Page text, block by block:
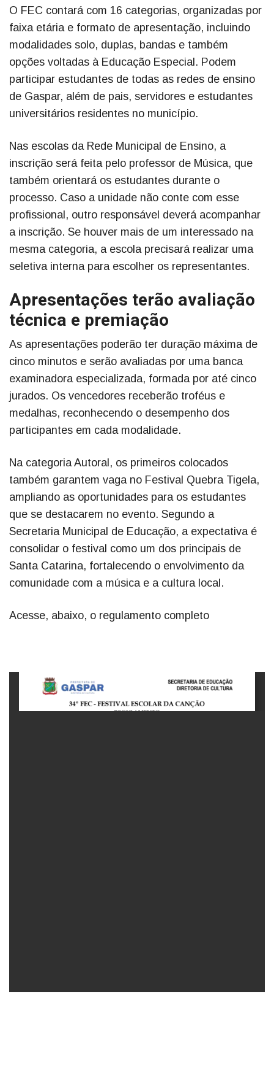
O FEC contará com 16 categorias, organizadas por
faixa etária e formato de apresentação, incluindo
modalidades solo, duplas, bandas e também
opções voltadas à Educação Especial. Podem
participar estudantes de todas as redes de ensino
de Gaspar, além de pais, servidores e estudantes
universitários residentes no município.
Nas escolas da Rede Municipal de Ensino, a
inscrição será feita pelo professor de Música, que
também orientará os estudantes durante o
processo. Caso a unidade não conte com esse
profissional, outro responsável deverá acompanhar
a inscrição. Se houver mais de um interessado na
mesma categoria, a escola precisará realizar uma
seletiva interna para escolher os representantes.
Apresentações terão avaliação
técnica e premiação
As apresentações poderão ter duração máxima de
cinco minutos e serão avaliadas por uma banca
examinadora especializada, formada por até cinco
jurados. Os vencedores receberão troféus e
medalhas, reconhecendo o desempenho dos
participantes em cada modalidade.
Na categoria Autoral, os primeiros colocados
também garantem vaga no Festival Quebra Tigela,
ampliando as oportunidades para os estudantes
que se destacarem no evento. Segundo a
Secretaria Municipal de Educação, a expectativa é
consolidar o festival como um dos principais de
Santa Catarina, fortalecendo o envolvimento da
comunidade com a música e a cultura local.
Acesse, abaixo, o regulamento completo